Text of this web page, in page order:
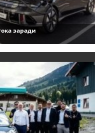
заради